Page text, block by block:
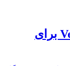
دانلود اندیکاتور Velocity Arrows برای